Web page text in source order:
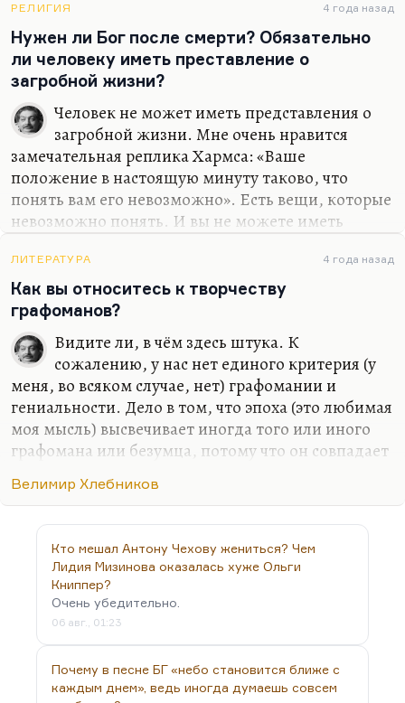
потому что, как и многие безумцы, он с гораздо
большей чуткостью и гораздо раньше ощущает
катастрофические перемены. Родись в другое
время Ахматова, она могла бы просто не
состояться. Родись в другое время Маяковский, он
мог бы стать правильным поэтом… И у него были
такие шансы, его ранние стихи такими и были. В
общем, никогда не поймёшь, никогда не знаешь.
Поэтому то, что сегодня кажется графоманией,…
РЕЛИГИЯ 4 года назад
Нужен ли Бог после смерти? Обязательно
ли человеку иметь преставление о
загробной жизни?
Человек не может иметь представления о
загробной жизни. Мне очень нравится
замечательная реплика Хармса: «Ваше
положение в настоящую минуту таково, что
понять вам его невозможно». Есть вещи, которые
невозможно понять. И вы не можете иметь
иметь пожелания. Возможно, они будут
услышаны. Возможно — нет. Но знать
совершенно необязательно. А нужен ли Бог для
существования после смерти? Нет. Он нужен для
того, чтобы при жизни не совсем отчаяться. Я в
последнее время замечаю, что как-то Бога вокруг
всё больше. Людей всё меньше, а Бога всё
больше.
ЛИТЕРАТУРА 4 года назад
Как вы относитесь к творчеству
графоманов?
Видите ли, в чём здесь штука. К
сожалению, у нас нет единого критерия (у
меня, во всяком случае, нет) графомании и
гениальности. Дело в том, что эпоха (это любимая
моя мысль) высвечивает иногда того или иного
графомана или безумца, потому что он совпадает
Хлебников — это первый поэт, который начал вот
ямба располагать слова нетрадиционным
образом. Хлебников — не первый человек,
который решил уловить законы времени, не
первый поэт евразийства и так далее. Я уверен,
что подобные великие безумцы были всегда, но
просто их всерьёз не воспринимали. А здесь луч
эпохи как-то так упал на него, и случайно
случилось Василию…
Велимир Хлебников
Кто мешал Антону Чехову жениться? Чем
Лидия Мизинова оказалась хуже Ольги
Книппер?
Очень убедительно.
06 авг., 01:23
Почему в песне БГ «небо становится ближе с
каждым днем», ведь иногда думаешь совсем